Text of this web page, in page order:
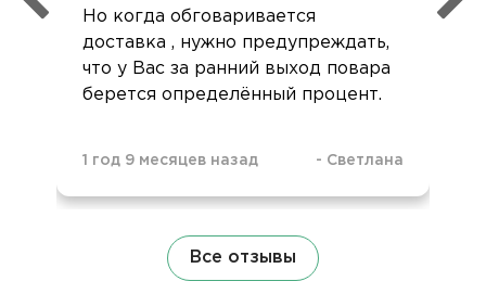
Но когда обговаривается
доставка , нужно предупреждать,
что у Вас за ранний выход повара
берется определённый процент.
1 год 9 месяцев назад - Светлана
Все отзывы